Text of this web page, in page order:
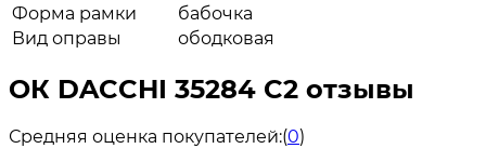
Форма рамки
бабочка
Вид оправы
ободковая
ОК DACCHI 35284 C2 отзывы
Средняя оценка покупателей:(0)